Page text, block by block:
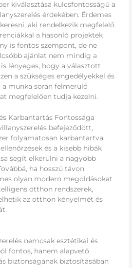
kiválasztása kulcsfontosságú a
érdekében. Érdemes
aki rendelkezik megfelelő
a hasonló projektek
is fontos szempont, de ne
ajánlat nem mindig a
lényeges, hogy a választott
a szükséges engedélyekkel és
munka során felmerülő
megfelelően tudja kezelni.
Karbantartás Fontossága
befejeződött,
folyamatosan karbantartva
és a kisebb hibák
segít elkerülni a nagyobb
ha hosszú távon
olyan modern megoldásokat
otthon rendszerek,
az otthon kényelmét és
nemcsak esztétikai és
fontos, hanem alapvető
biztonságának biztosításában